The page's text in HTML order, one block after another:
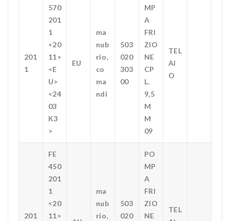
201
1
570
201
1
<20
11>
<E
U>
<24
03
K3
>
EU
ma
nub
rio,
co
ma
ndi
503
020
303
00
MP
A
FRI
ZIO
NE
CP
L.
9,5
M
M
09
TEL
AI
O
201
FE
450
201
1
<20
11>
ma
nub
rio,
503
020
PO
MP
A
FRI
ZIO
NE
TEL